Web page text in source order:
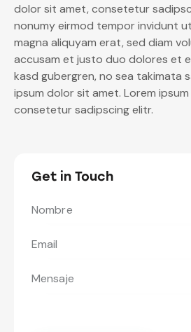
dolor sit amet, consetetur
nonumy eirmod tempor invidunt
magna aliquyam erat, sed diam
accusam et justo duo dolores et
kasd gubergren, no sea takimata
ipsum dolor sit amet. Lorem
consetetur sadipscing elitr.
Get in Touch